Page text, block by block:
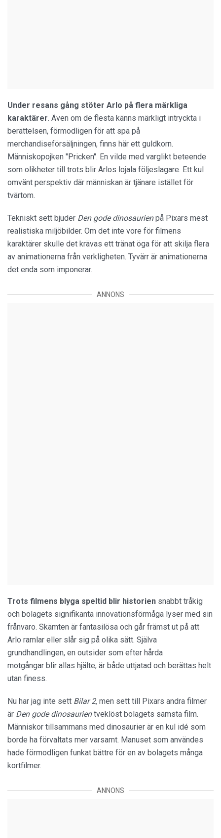
Under resans gång stöter Arlo på flera märkliga
karaktärer. Även om de flesta känns märkligt intryckta i
berättelsen, förmodligen för att spä på
merchandiseförsäljningen, finns här ett guldkorn.
Människopojken "Pricken". En vilde med varglikt beteende
som olikheter till trots blir Arlos lojala följeslagare. Ett kul
omvänt perspektiv där människan är tjänare istället för
tvärtom.
Tekniskt sett bjuder Den gode dinosaurien på Pixars mest
realistiska miljöbilder. Om det inte vore för filmens
karaktärer skulle det krävas ett tränat öga för att skilja flera
av animationerna från verkligheten. Tyvärr är animationerna
det enda som imponerar.
ANNONS
Trots filmens blyga speltid blir historien snabbt tråkig
och bolagets signifikanta innovationsförmåga lyser med sin
frånvaro. Skämten är fantasilösa och går främst ut på att
Arlo ramlar eller slår sig på olika sätt. Själva
grundhandlingen, en outsider som efter hårda
motgångar blir allas hjälte, är både uttjatad och berättas helt
utan finess.
Nu har jag inte sett Bilar 2, men sett till Pixars andra filmer
är Den gode dinosaurientveklöst bolagets sämsta film.
Människor tillsammans med dinosaurier är en kul idé som
borde ha förvaltats mer varsamt. Manuset som användes
hade förmodligen funkat bättre för en av bolagets många
kortfilmer.
ANNONS